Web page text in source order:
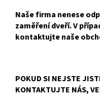
Naše firma nenese
zaměření dveří. V
kontaktujte naše
POKUD SI NEJSTE
KONTAKTUJTE NÁS,